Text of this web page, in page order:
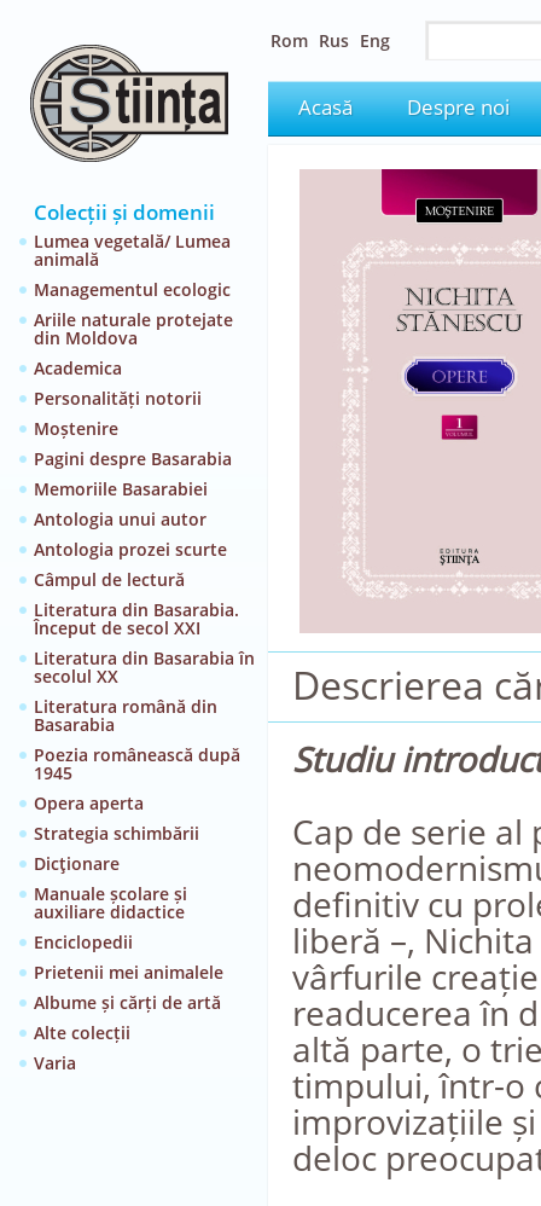
Colecții și domenii
Lumea vegetală/ Lumea
animală
Managementul ecologic
Ariile naturale protejate
din Moldova
Academica
Personalități notorii
Moștenire
Pagini despre Basarabia
Memoriile Basarabiei
Antologia unui autor
Antologia prozei scurte
Câmpul de lectură
Literatura din Basarabia.
Început de secol XXI
Literatura din Basarabia în
secolul XX
Literatura română din
Basarabia
Poezia românească după
1945
Opera aperta
Strategia schimbării
Dicţionare
Manuale școlare și
auxiliare didactice
Enciclopedii
Prietenii mei animalele
Albume și cărți de artă
Alte colecții
Varia
Rom Rus Eng
Acasă Despre noi
Descrierea
Studiu
Cap de serie
definitiv cu
liberă –,
vârfurile
readucerea în
altă parte, o
timpului, într-o
improvizațiile
deloc